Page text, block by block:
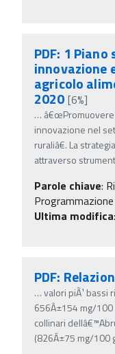
PDF: 1
innovazione
agricolo
2020 [6%]
…
innovazione nel
ruraliâ€. La
attraverso
Parole chiave:
Ultima modifica:
PDF:
…valori piÃ¹ bassi
656Â±154 mg/
collinari
(826Â±75 mg/100